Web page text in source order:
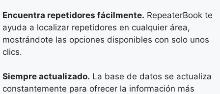
Encuentra repetidores fácilmente. RepeaterBook te
ayuda a localizar repetidores en cualquier área,
mostrándote las opciones disponibles con solo unos
clics.
Siempre actualizado. La base de datos se actualiza
constantemente para ofrecer la información más